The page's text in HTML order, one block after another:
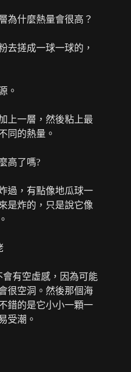
為什麼熱量會很高？
去搓成一球一球的，
。
上一層，然後粘上最
同的熱量。
高了嗎?
過，有點像地瓜球一
是炸的，只是說它像
有空虛感，因為可能
很空洞。然後那個海
錯的是它小小一顆一
受潮。